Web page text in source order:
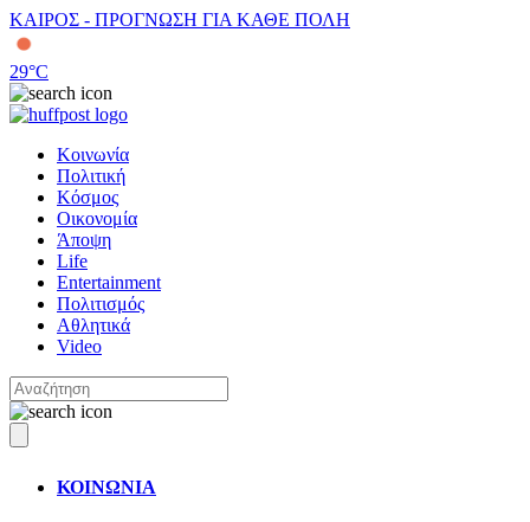
ΚΑΙΡΟΣ - ΠΡΟΓΝΩΣΗ ΓΙΑ ΚΑΘΕ ΠΟΛΗ
29°C
Κοινωνία
Πολιτική
Κόσμος
Οικονομία
Άποψη
Life
Entertainment
Πολιτισμός
Αθλητικά
Video
ΚΟΙΝΩΝΙΑ